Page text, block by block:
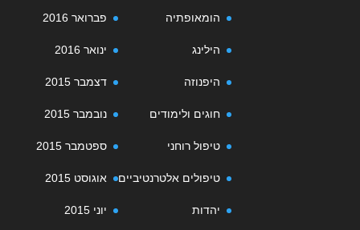
פברואר 2016
ינואר 2016
דצמבר 2015
נובמבר 2015
ספטמבר 2015
אוגוסט 2015
יוני 2015
הומאופתיה
הילינג
היפנוזה
חוגים ולימודים
טיפול רוחני
טיפולים אלטרנטיביים
יהדות